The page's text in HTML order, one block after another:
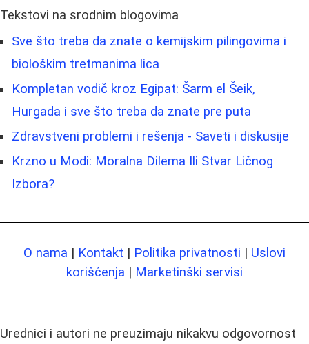
Tekstovi na srodnim blogovima
Sve što treba da znate o kemijskim pilingovima i
biološkim tretmanima lica
Kompletan vodič kroz Egipat: Šarm el Šeik,
Hurgada i sve što treba da znate pre puta
Zdravstveni problemi i rešenja - Saveti i diskusije
Krzno u Modi: Moralna Dilema Ili Stvar Ličnog
Izbora?
O nama | Kontakt | Politika privatnosti | Uslovi
korišćenja | Marketinški servisi
Urednici i autori ne preuzimaju nikakvu odgovornost